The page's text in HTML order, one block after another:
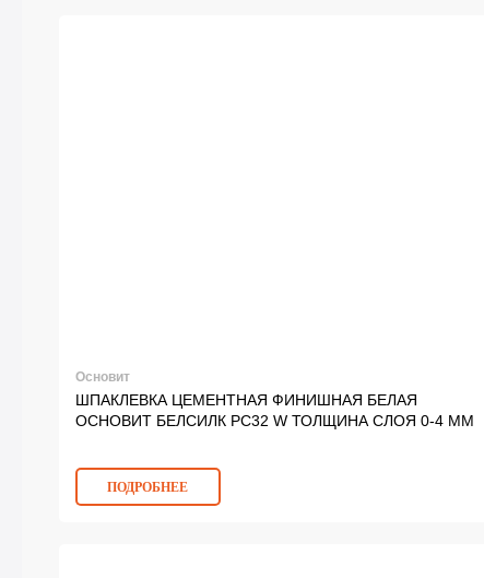
Основит
ШПАКЛЕВКА ЦЕМЕНТНАЯ ФИНИШНАЯ БЕЛАЯ
ОСНОВИТ БЕЛСИЛК PC32 W ТОЛЩИНА СЛОЯ 0-4 ММ
ПОДРОБНЕЕ